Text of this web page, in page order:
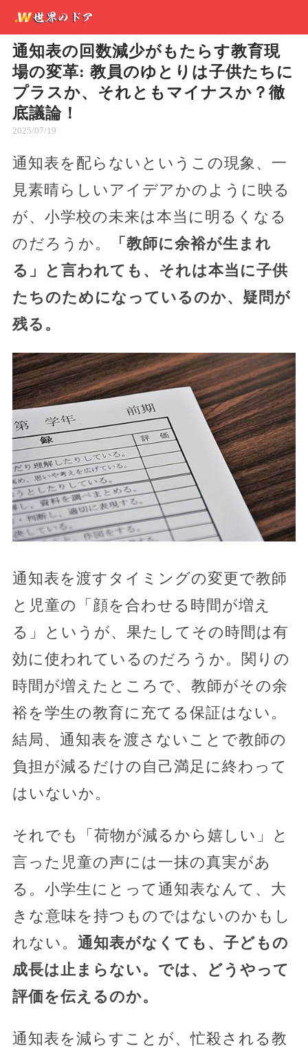
通知表の回数減少がもたらす教育現
場の変革: 教員のゆとりは子供たちに
プラスか、それともマイナスか？徹
底議論！
2025/07/19
通知表を配らないというこの現象、一
見素晴らしいアイデアかのように映る
が、小学校の未来は本当に明るくなる
のだろうか。
「教師に余裕が生まれ
る」と言われても、それは本当に子供
たちのためになっているのか、疑問が
残る。
通知表を渡すタイミングの変更で教師
と児童の「顔を合わせる時間が増え
る」というが、果たしてその時間は有
効に使われているのだろうか。関りの
時間が増えたところで、教師がその余
裕を学生の教育に充てる保証はない。
結局、通知表を渡さないことで教師の
負担が減るだけの自己満足に終わって
はいないか。
それでも「荷物が減るから嬉しい」と
言った児童の声には一抹の真実があ
る。小学生にとって通知表なんて、大
きな意味を持つものではないのかもし
れない。 通知表がなくても、子どもの
成長は止まらない。では、どうやって
評価を伝えるのか。
通知表を減らすことが、忙殺される教